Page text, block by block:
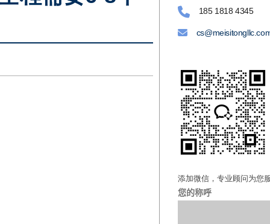
185 1818 4345
添加微信，专业顾问为您
您的称呼